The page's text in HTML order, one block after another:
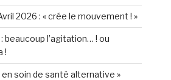
2026 : « crée le mouvement ! »
beaucoup l’agitation… ! ou
!
soin de santé alternative »